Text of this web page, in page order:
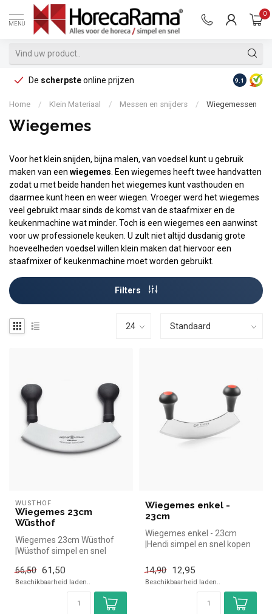
MENU
0
De scherpsteonline prijzen Op
9.1
Home / Klein Materiaal / Messen en snijders / Wiegemessen
Wiegemes
Voor het klein snijden, bijna malen, van voedsel kunt u gebruik
maken van een wiegemes . Een wiegemes heeft twee handvatten
zodat u met beide handen het wiegemes kunt vasthouden en
daarmee kunt heen en weer wiegen. Vroeger werd het wiegemes
veel gebruikt maar sinds de komst van de staafmixer en de
keukenmachine wat minder. Toch is een wiegemes een aanwinst
voor uw professionele keuken. U zult niet altijd dusdanig grote
hoeveelheden voedsel willen klein maken dat hiervoor een
staafmixer of keukenmachine moet worden gebruikt.
Filters
WÜSTHOF
Wiegemes 23cm
Wüsthof
Wiegemes 23cm Wüsthof
|Wüsthof simpel en snel
Overzicht...
66,50 61,50
Beschikbaarheid laden..
Wiegemes enkel -
23cm
Wiegemes enkel - 23cm
|Hendi simpel en snel kopen
Overzichtel...
14,90 12,95
Beschikbaarheid laden..